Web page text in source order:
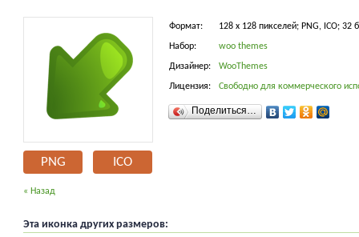
PNG ICO
Формат: 128 x 128 пикселей; PNG, ICO; 32
Набор: woo themes
Дизайнер: WooThemes
Лицензия: Свободно для коммерческого
Поделиться…
« Назад
Эта иконка других размеров: